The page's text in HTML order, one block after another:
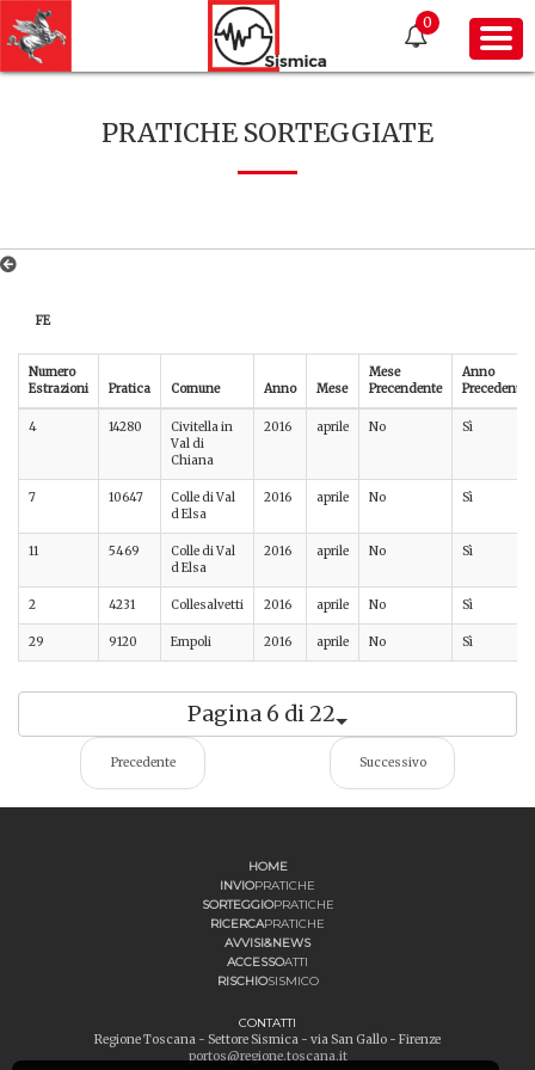
0
PRATICHE SORTEGGIATE
FE
Numero
Estrazioni
Pratica Comune Anno Mese
Mese
Precendente
Anno
Precedente
4 14280
Civitella in
Val di
Chiana
2016 aprile No Sì
7 10647
Colle di Val
d Elsa
2016 aprile No Sì
11 5469
Colle di Val
d Elsa
2016 aprile No Sì
2 4231 Collesalvetti 2016 aprile No Sì
29 9120 Empoli 2016 aprile No Sì
Pagina 6 di 22
Precedente Successivo
HOME
INVIOPRATICHE
SORTEGGIOPRATICHE
RICERCAPRATICHE
AVVISI&NEWS
ACCESSOATTI
RISCHIOSISMICO
CONTATTI
Regione Toscana - Settore Sismica - via San Gallo - Firenze
portos@regione.toscana.it